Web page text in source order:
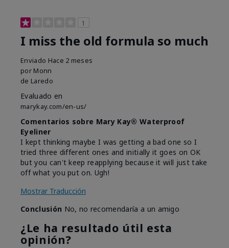
1
I miss the old formula so much
Enviado Hace 2 meses
por Monn
de Laredo
Evaluado en
marykay.com/en-us/
Comentarios sobre Mary Kay® Waterproof
Eyeliner
I kept thinking maybe I was getting a bad one so I
tried three different ones and initially it goes on OK
but you can't keep reapplying because it will just take
off what you put on. Ugh!
Mostrar Traducción
Conclusión No, no recomendaría a un amigo
¿Le ha resultado útil esta
opinión?